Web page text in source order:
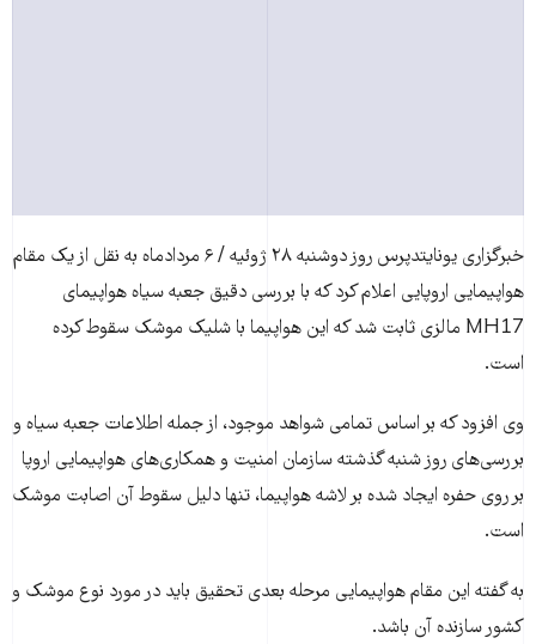
خبرگزاری يونايتدپرس روز دوشنبه ۲۸ ژوئيه / ۶ مردادماه به نقل از يک مقام
هواپيمايی اروپايی اعلام کرد که با بررسی دقیق جعبه سياه هواپيمای
MH17 مالزی ثابت شد که این هواپيما با شلیک موشک سقوط کرده
است.
وی افزود که بر اساس تمامی شواهد موجود، از جمله اطلاعات جعبه سياه و
بررسی‌های روز شنبه گذشته سازمان امنيت و همکاری‌های هواپيمايی اروپا
بر روی حفره ايجاد شده بر لاشه هواپيما، تنها دلیل سقوط آن اصابت موشک
است.
به‌ گفته این مقام هواپیمایی مرحله بعدی تحقیق بايد در مورد نوع موشک و
کشور سازنده آن باشد.